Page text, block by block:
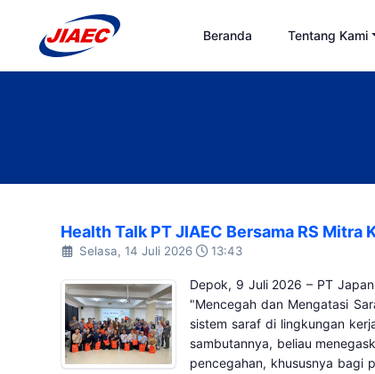
Beranda Tentang Kami
Health Talk PT JIAEC Bersama RS
Selasa, 14 Juli 2026 13:43
Depok, 9 Juli 2026 – PT
"Mencegah dan Mengatasi
sistem saraf di lingkungan
sambutannya, beliau
pencegahan, khususnya bagi